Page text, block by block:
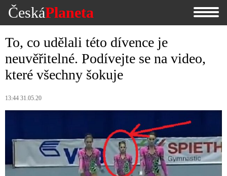
ČeskáPlaneta
To, co udělali této dívence je
neuvěřitelné. Podívejte se na video,
které všechny šokuje
13:44 31.05.20